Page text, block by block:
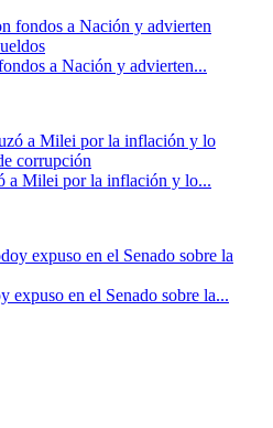
a Nación y advierten...
a Milei por la inflación y lo...
expuso en el Senado sobre la...